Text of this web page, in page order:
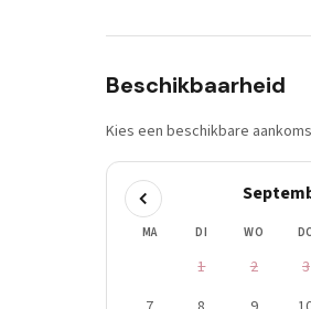
Beschikbaarheid
Kies een beschikbare
MA DI WO
1 2 3